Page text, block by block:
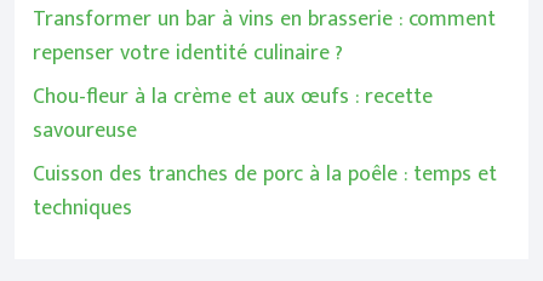
Transformer un bar à vins en brasserie : comment
repenser votre identité culinaire ?
Chou-fleur à la crème et aux œufs : recette
savoureuse
Cuisson des tranches de porc à la poêle : temps et
techniques